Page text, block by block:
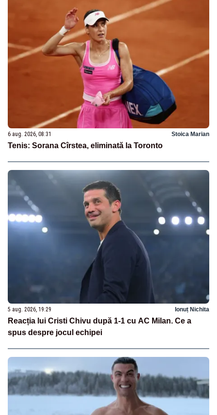
6 aug. 2026, 08:31 Stoica Marian
Tenis: Sorana Cîrstea, eliminată la Toronto
5 aug. 2026, 19:29 Ionuț Nichita
Reacția lui Cristi Chivu după 1-1 cu AC Milan. Ce a
spus despre jocul echipei